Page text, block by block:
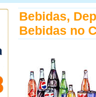
Bebidas,
Bebidas no